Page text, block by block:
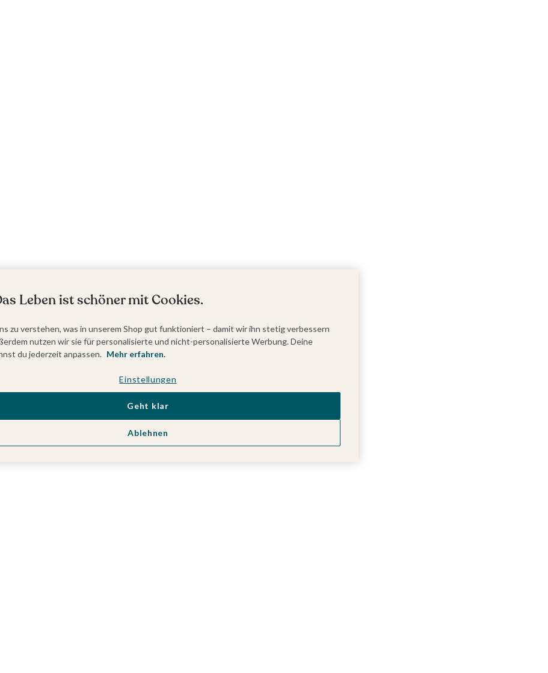
Leben ist schöner mit Cookies.
zu verstehen, was in unserem Shop gut funktioniert – damit wir ihn stetig verbessern
nutzen wir sie für personalisierte und nicht-personalisierte Werbung. Deine
du jederzeit anpassen. Mehr erfahren.
Einstellungen
Ablehnen
Geht klar